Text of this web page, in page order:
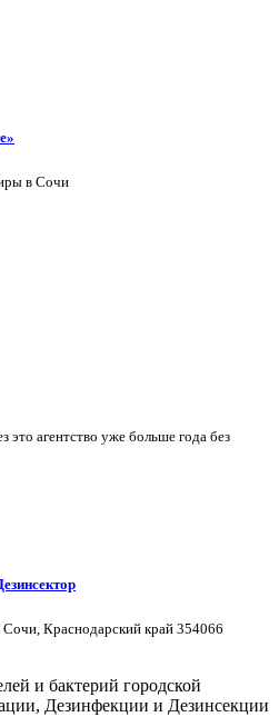
в Сочи
это агентство уже больше года без
Краснодарский край 354066
и бактерий городской
Дезинфекции и Дезинсекции